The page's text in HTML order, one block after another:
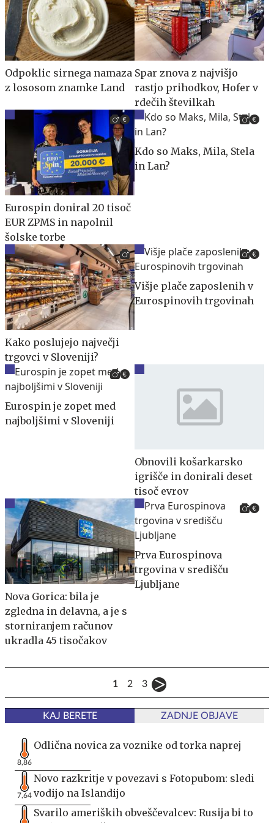
Odpoklic sirnega namaza
z lososom znamke Land
Spar znova z najvišjo
rastjo prihodkov, Hofer v
rdečih številkah
Eurospin doniral 20 tisoč
EUR ZPMS in napolnil
šolske torbe
Kdo so Maks, Mila, Stela
in Lan?
Kako poslujejo največji
trgovci v Sloveniji?
Višje plače zaposlenih v
Eurospinovih trgovinah
Eurospin je zopet med
najboljšimi v Sloveniji
Obnovili košarkarsko
igrišče in donirali deset
tisoč evrov
Nova Gorica: bila je
zgledna in delavna, a je s
storniranjem računov
ukradla 45 tisočakov
Prva Eurospinova
trgovina v središču
Ljubljane
1 2 3
KAJ BERETE ZADNJE OBJAVE
8,86
Odlična novica za voznike od torka naprej
7,64
Novo razkritje v povezavi s Fotopubom: sledi
vodijo na Islandijo
Svarilo ameriških obveščevalcev: Rusija bi to